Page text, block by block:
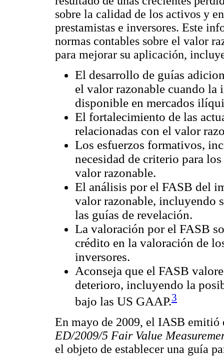
sobre la calidad de los activos y
prestamistas e inversores. Este
normas contables sobre el valor
para mejorar su aplicación,
El desarrollo de guías
el valor razonable cuando la
disponible en mercados
El fortalecimiento de las
relacionadas con el valor
Los esfuerzos formativos,
necesidad de criterio para
valor razonable.
El análisis por el FASB del
valor razonable, incluyendo
las guías de revelación.
La valoración por el FASB
crédito en la valoración de
inversores.
Aconseja que el FASB
deterioro, incluyendo la
bajo las US GAAP.3
En mayo de 2009, el IASB
ED/2009/5 Fair Value
el objeto de establecer una guía